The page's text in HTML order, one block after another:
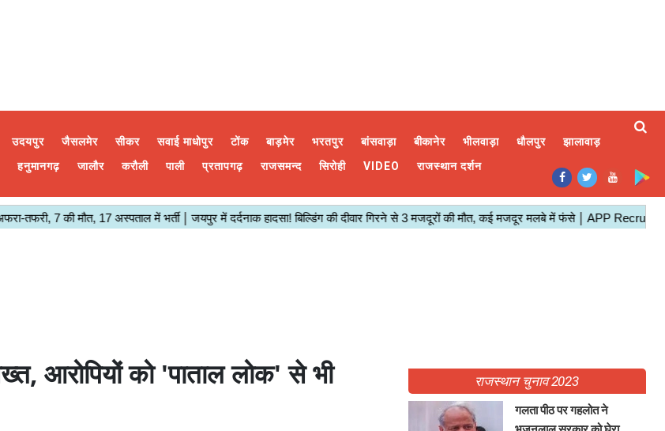
उदयपुर जैसलमेर सीकर सवाई माधोपुर टोंक बाड़मेर भरतपुर बांसवाड़ा बीकानेर भीलवाड़ा धौलपुर
झालावाड़
हनुमानगढ़ जालौर करौली पाली प्रतापगढ़ राजसमन्द सिरोही VIDEO राजस्थान दर्शन
आरोपियों को 'पाताल लोक' से भी
राजस्थान चुनाव 2023
गलता पीठ पर गहलोत ने